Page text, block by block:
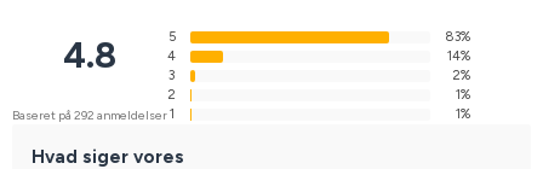
4.8
Baseret på 292 anmeldelser
5
83%
4
14%
3
2%
2
1%
1
1%
Hvad siger vores